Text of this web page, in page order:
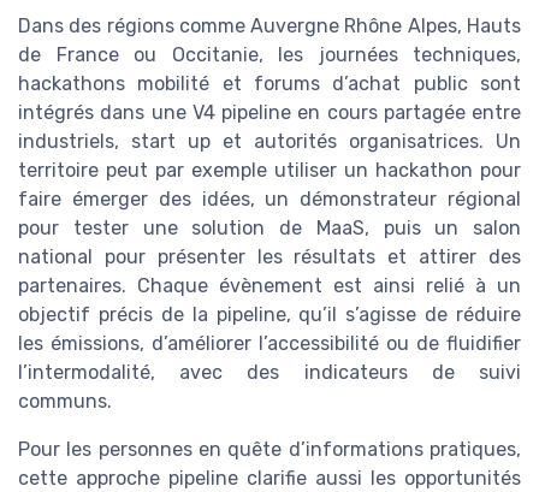
Dans des régions comme Auvergne Rhône Alpes, Hauts
de France ou Occitanie, les journées techniques,
hackathons mobilité et forums d’achat public sont
intégrés dans une V4 pipeline en cours partagée entre
industriels, start up et autorités organisatrices. Un
territoire peut par exemple utiliser un hackathon pour
faire émerger des idées, un démonstrateur régional
pour tester une solution de MaaS, puis un salon
national pour présenter les résultats et attirer des
partenaires. Chaque évènement est ainsi relié à un
objectif précis de la pipeline, qu’il s’agisse de réduire
les émissions, d’améliorer l’accessibilité ou de fluidifier
l’intermodalité, avec des indicateurs de suivi
communs.
Pour les personnes en quête d’informations pratiques,
cette approche pipeline clarifie aussi les opportunités